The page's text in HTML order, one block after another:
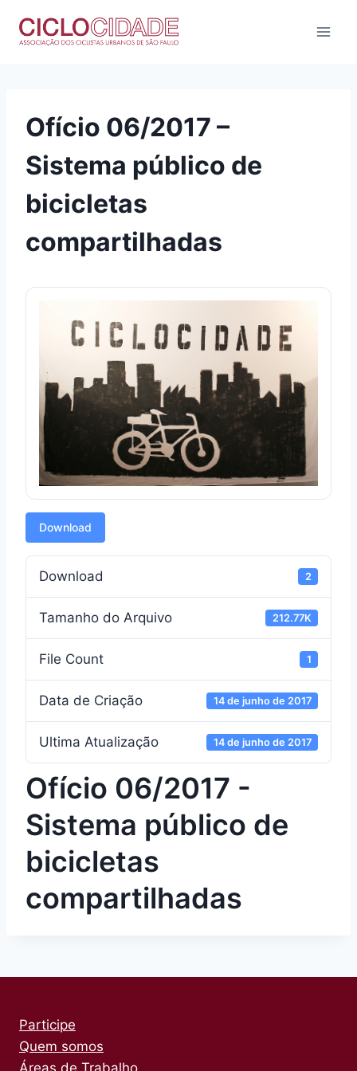
para
Ofício 06/2017 –
Sistema público de
bicicletas
compartilhadas
Download
Download 2
Tamanho do Arquivo 212.77K
File Count 1
Data de Criação 14 de junho de 2017
Ultima Atualização 14 de junho de 2017
Ofício 06/2017 -
Sistema público de
bicicletas
compartilhadas
Participe
Quem somos
Áreas de Trabalho